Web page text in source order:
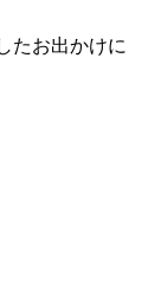
たお出かけに